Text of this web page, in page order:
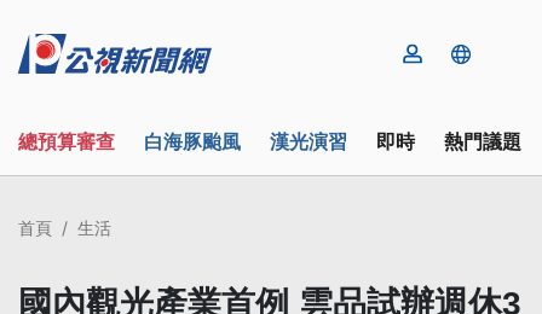
總預算審查 白海豚颱風 漢光演習 即時 熱門議題
首頁 生活
國內觀光產業首例 雲品試辦週休3